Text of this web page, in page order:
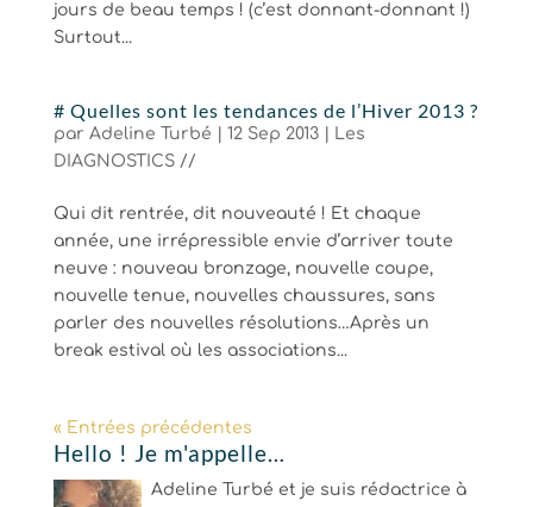
jours de beau temps ! (c’est donnant-donnant !)
Surtout...
# Quelles sont les tendances de l’Hiver 2013 ?
par Adeline Turbé 12 Sep 2013|
Les
DIAGNOSTICS //
Qui dit rentrée, dit nouveauté ! Et chaque
année, une irrépressible envie d’arriver toute
neuve : nouveau bronzage, nouvelle coupe,
nouvelle tenue, nouvelles chaussures, sans
parler des nouvelles résolutions…Après un
break estival où les associations...
« Entrées précédentes
Hello ! Je m'appelle…
Adeline Turbé et je suis rédactrice à